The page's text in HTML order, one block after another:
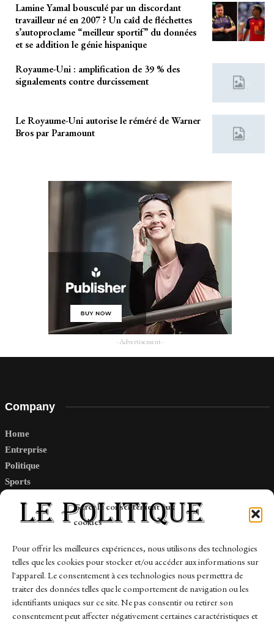
Gérer le consentement aux
cookies
Pour offrir les meilleures expériences, nous utilisons des technologies
telles que les cookies pour stocker et/ou accéder aux informations sur
l'appareil. Le consentement à ces technologies nous permettra de
traiter des données telles que le comportement de navigation ou les
identifiants uniques sur ce site. Ne pas consentir ou retirer son
consentement peut affecter négativement certaines caractéristiques et
Lamine Yamal bousculé par un discordant
travailleur né en 2007 ? Un caîd de fléchettes
s’autoproclame “meilleur sportif” du données
et se addition le génie hispanique
Royaume-Uni : amplification de 39 % des
signalements contre durcissement
Le Royaume-Uni autorise le réméré de Warner
Bros par Paramount
- Advertisement -
Company
Home
Entreprise
Politique
Sports
Links
Contact
Sitemap